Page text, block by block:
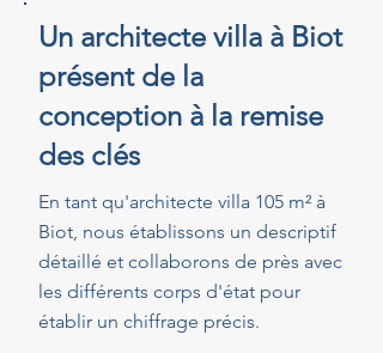
Un architecte villa à Biot
présent de la
conception à la remise
des clés
En tant qu'architecte villa 105 m² à
Biot, nous établissons un descriptif
détaillé et collaborons de près avec
les différents corps d'état pour
établir un chiffrage précis.